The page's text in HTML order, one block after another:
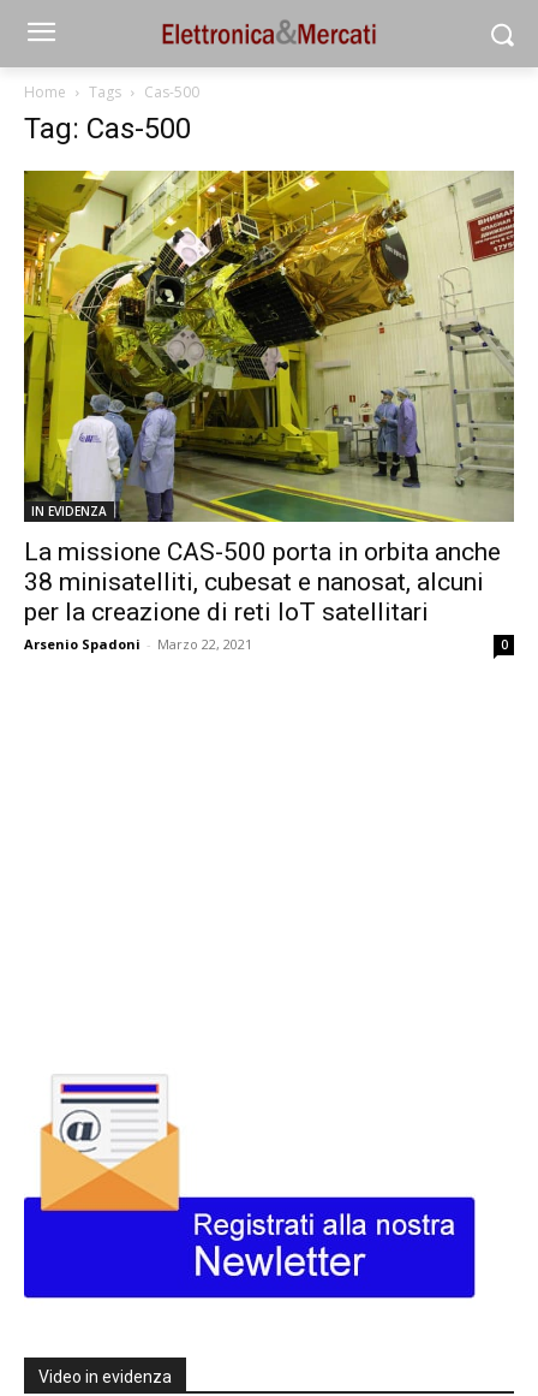
Home Tags Cas-500
Tag: Cas-500
IN EVIDENZA
La missione CAS-500 porta in orbita anche
38 minisatelliti, cubesat e nanosat, alcuni
per la creazione di reti IoT satellitari
Arsenio Spadoni - Marzo 22, 2021 0
Video in evidenza